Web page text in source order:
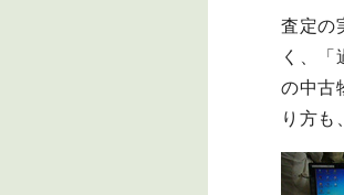
査定の
く、「
の中古
り方も